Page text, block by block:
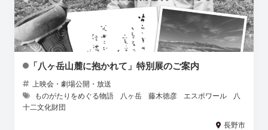
「八ヶ岳山麓に抱かれて」特別展のご案内
上映会・劇場公開・放送
ものがたりをめぐる物語
八ヶ岳 藤木徳彦 エスポワール
八
十二文化財団
長野市